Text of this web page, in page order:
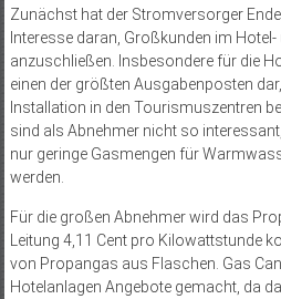
Zunächst hat der Stromversorger
Interesse daran, Großkunden im
anzuschließen. Insbesondere für die
einen der größten Ausgabenposten
Installation in den Tourismuszentren
sind als Abnehmer nicht so
nur geringe Gasmengen für
werden.
Für die großen Abnehmer wird das
Leitung 4,11 Cent pro Kilowattstunde
von Propangas aus Flaschen. Gas
Hotelanlagen Angebote gemacht, da